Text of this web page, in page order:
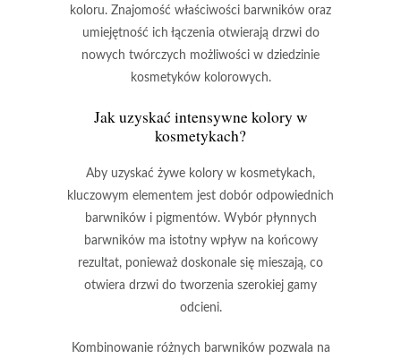
koloru. Znajomość właściwości barwników oraz
umiejętność ich łączenia otwierają drzwi do
nowych twórczych możliwości w dziedzinie
kosmetyków kolorowych.
Jak uzyskać intensywne kolory w
kosmetykach?
Aby uzyskać żywe kolory w kosmetykach,
kluczowym elementem jest dobór odpowiednich
barwników i pigmentów. Wybór płynnych
barwników ma istotny wpływ na końcowy
rezultat, ponieważ doskonale się mieszają, co
otwiera drzwi do tworzenia szerokiej gamy
odcieni.
Kombinowanie różnych barwnikówpozwala na